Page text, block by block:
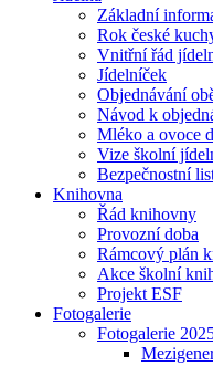
Základní
Rok české
Vnitřní řád
Jídelníček
Objednávání
Návod k
Mléko a ovoce
Vize školní
Bezpečnostní
Knihovna
Řád knihovny
Provozní doba
Rámcový plán
Akce školní
Projekt ESF
Fotogalerie
Fotogalerie